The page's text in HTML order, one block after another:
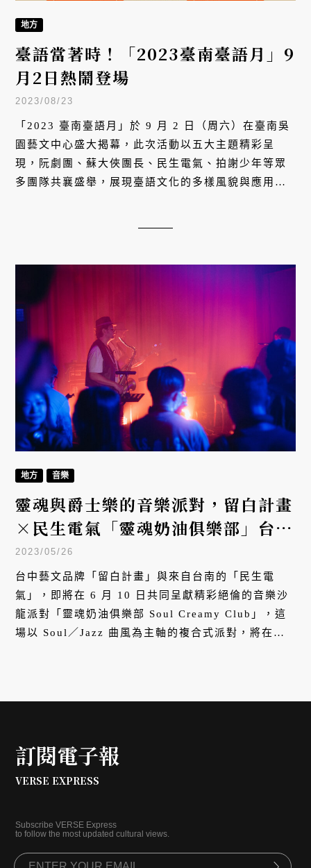
地方
臺語當著時！「2023臺南臺語月」9
月2日熱鬧登場
2023/08/23
「2023 臺南臺語月」於 9 月 2 日（周六）在臺南吳
園藝文中心盛大揭幕，此次活動以五大主題精彩呈
現，阮劇團、蘇大俠團長、民生電氣、拍謝少年等眾
多團隊共襄盛舉，展現臺語文化的多樣風貌與應用，
地方 音樂
靈魂與爵士樂的音樂派對，留白計畫
×民生電氣「靈魂奶油俱樂部」台中
登場
2023/05/26
台中藝文品牌「留白計畫」與來自台南的「民生電
氣」，即將在 6 月 10 日共同呈獻精彩絕倫的音樂沙
龍派對「靈魂奶油俱樂部 Soul Creamy Club」，這
場以 Soul／Jazz 曲風為主軸的複合式派對，將在台
訂閱電子報
VERSE EXPRESS
Subscribe VERSE Express
to follow the most updated cultural views.